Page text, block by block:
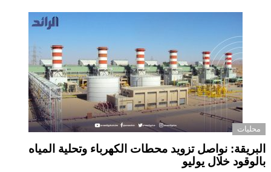
محليات
البريقة: نواصل تزويد محطات الكهرباء وتحلية المياه
بالوقود خلال يوليو